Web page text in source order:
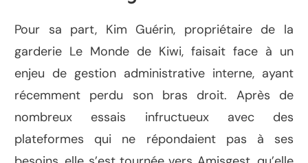
Pour sa part, Kim Guérin, propriétaire de la
garderie Le Monde de Kiwi, faisait face à un
enjeu de gestion administrative interne, ayant
récemment perdu son bras droit. Après de
nombreux essais infructueux avec des
plateformes qui ne répondaient pas à ses